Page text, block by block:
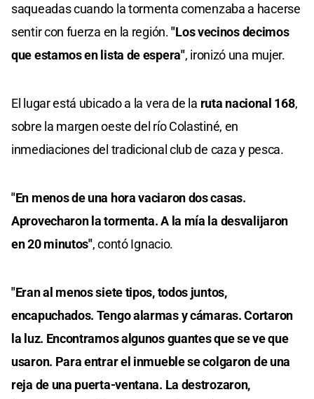
saqueadas cuando la tormenta comenzaba a hacerse
sentir con fuerza en la región."Los vecinos decimos
que estamos en lista de espera", ironizó una mujer.
El lugar está ubicado a la vera de la ruta nacional 168,
sobre la margen oeste del río Colastiné, en
inmediaciones del tradicional club de caza y pesca.
"En menos de una hora vaciaron dos casas.
Aprovecharon la tormenta. A la mía la desvalijaron
en 20 minutos", contó Ignacio.
"Eran al menos siete tipos, todos juntos,
encapuchados. Tengo alarmas y cámaras. Cortaron
la luz. Encontramos algunos guantes que se ve que
usaron. Para entrar el inmueble se colgaron de una
reja de una puerta-ventana. La destrozaron,